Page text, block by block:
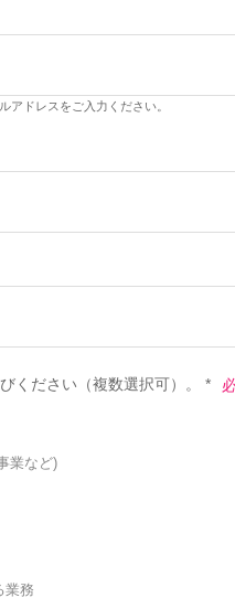
ドレスをご入力ください。
ください（複数選択可）。 *
業など)
業務